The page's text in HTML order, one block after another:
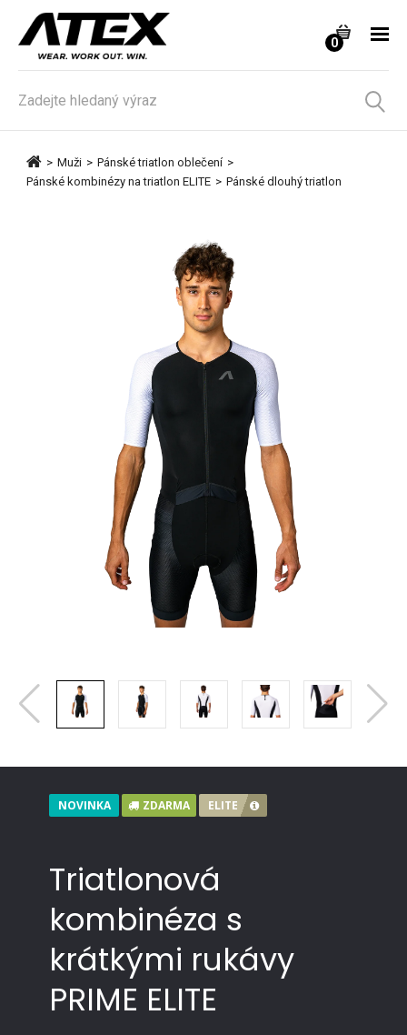
0
> Muži > Pánské triatlon oblečení >
Pánské kombinézy na triatlon ELITE > Pánské dlouhý triatlon
NOVINKA ZDARMA ELITE
Triatlonová
kombinéza s
krátkými rukávy
PRIME ELITE